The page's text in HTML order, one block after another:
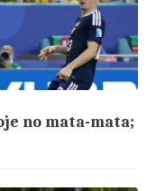
no mata-mata;